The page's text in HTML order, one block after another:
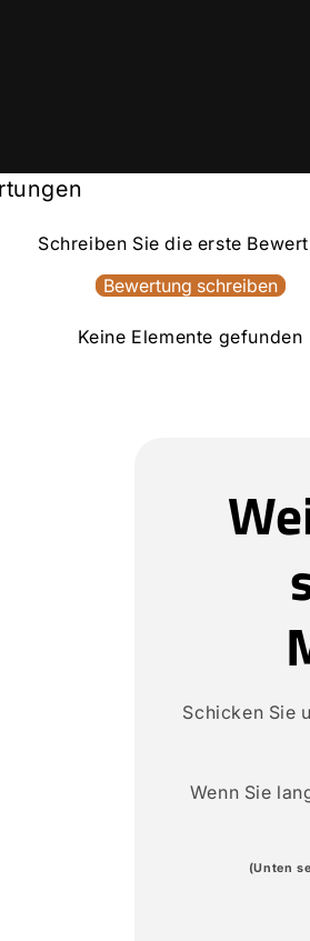
Schreiben Sie die erste
Bewertung schreiben
Keine Elemente gefunden
Schicken Sie
Wenn Sie
(Unten